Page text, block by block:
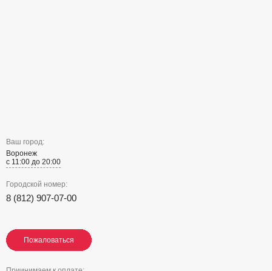
Ваш город:
Воронеж
с 11:00 до 20:00
Городской номер:
8 (812) 907-07-00
Пожаловаться
Пожаловаться
Пожаловаться